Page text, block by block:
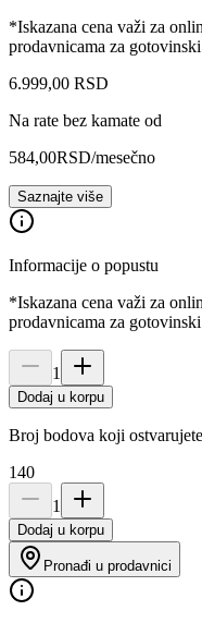
*Iskazana cena važi za
prodavnicama za
6.999,00 RSD
Na rate bez kamate od
584,00RSD/mesečno
Saznajte više
Informacije o popustu
*Iskazana cena važi za
prodavnicama za
1
Dodaj u korpu
Broj bodova koji
140
1
Dodaj u korpu
Pronađi u prodavnici